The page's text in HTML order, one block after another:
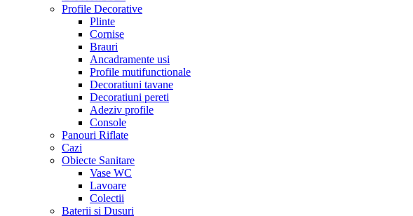
Profile Decorative
Plinte
Cornise
Brauri
Ancadramente usi
Profile mutifunctionale
Decoratiuni tavane
Decoratiuni pereti
Adeziv profile
Console
Panouri Riflate
Cazi
Obiecte Sanitare
Vase WC
Lavoare
Colectii
Baterii si Dusuri